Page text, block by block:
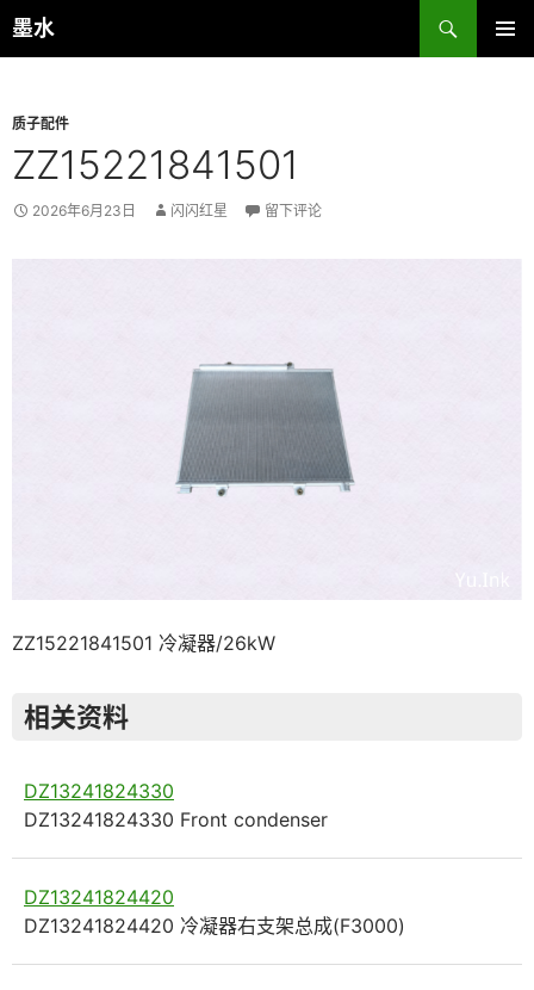
跳
至
墨水
搜
索
质子配件
ZZ15221841501
2026年6月23日 闪闪红星 留下评论
ZZ15221841501 冷凝器/26kW
相关资料
DZ13241824330
DZ13241824330 Front condenser
DZ13241824420
DZ13241824420 冷凝器右支架总成(F3000)